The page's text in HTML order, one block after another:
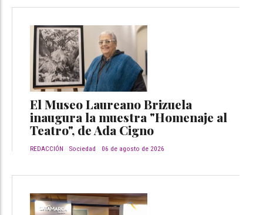
El Museo Laureano Brizuela
inaugura la muestra "Homenaje al
Teatro", de Ada Cigno
REDACCIÓN Sociedad 06 de agosto de 2026